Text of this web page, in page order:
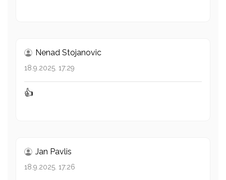
Nenad Stojanovic
18.9.2025. 17:29
👍
Jan Pavlis
18.9.2025. 17:26